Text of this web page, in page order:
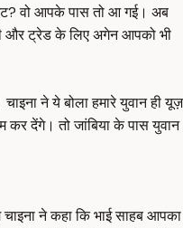
वो आपके पास तो आ गई। अब
और ट्रेड के लिए अगेन आपको भी
ने ये बोला हमारे युवान ही यूज़
कर देंगे। तो जांबिया के पास युवान
ने कहा कि भाई साहब आपका